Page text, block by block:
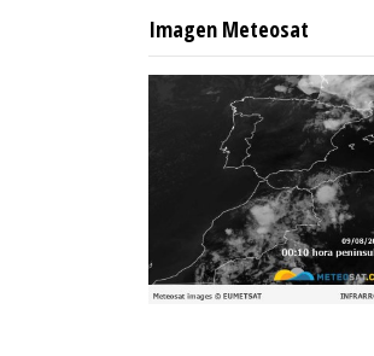
Imagen Meteosat